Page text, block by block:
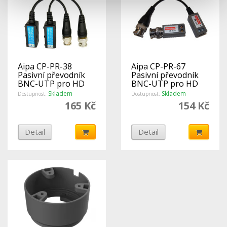
Aipa CP-PR-38
Pasivní převodník
BNC-UTP pro HD
signál s kabelem -
sada dvou kusů
Dostupnost: Skladem
165 Kč
Detail
Aipa CP-PR-67
Pasivní převodník
BNC-UTP pro HD
signál - sada dvou
různých kusů
Dostupnost: Skladem
154 Kč
Detail